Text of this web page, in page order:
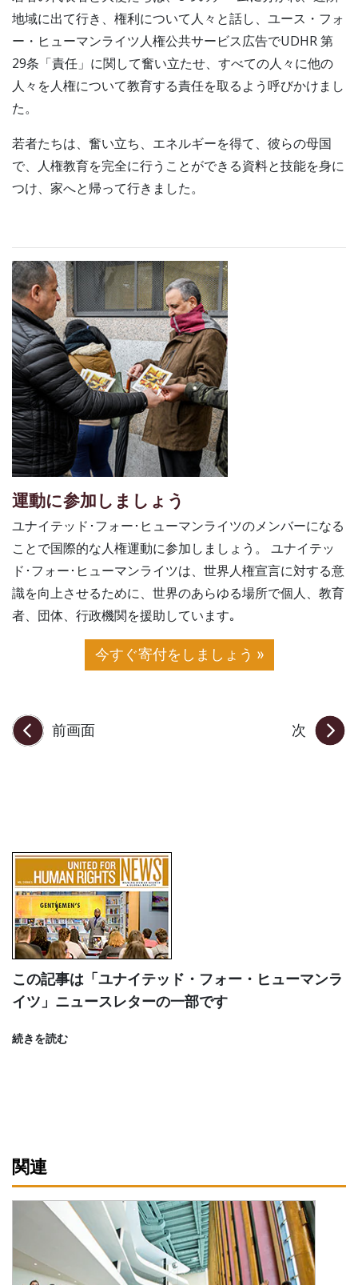
地域に出て行き、権利について人々と話し、ユース・フォ
ー・ヒューマンライツ人権公共サービス広告でUDHR 第
29条「責任」に関して奮い立たせ、すべての人々に他の
人々を人権について教育する責任を取るよう呼びかけまし
た。
若者たちは、奮い立ち、エネルギーを得て、彼らの母国
で、人権教育を完全に行うことができる資料と技能を身に
つけ、家へと帰って行きました。
運動に参加しましょう
ユナイテッド･フォー･ヒューマンライツのメンバーになる
ことで国際的な人権運動に参加しましょう。 ユナイテッ
ド･フォー･ヒューマンライツは、世界人権宣言に対する意
識を向上させるために、世界のあらゆる場所で個人、教育
者、団体、行政機関を援助しています｡
今すぐ寄付をしましょう »
前画面 次
この記事は「ユナイテッド・フォー・ヒューマンラ
イツ」ニュースレターの一部です
続きを読む
関連